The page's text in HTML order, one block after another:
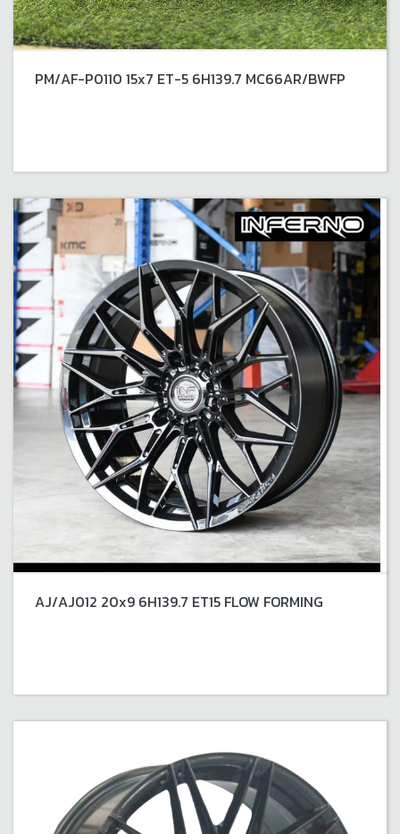
PM/AF-P0110 15x7 ET-5 6H139.7 MC66AR/BWFP
AJ/AJ012 20x9 6H139.7 ET15 FLOW FORMING